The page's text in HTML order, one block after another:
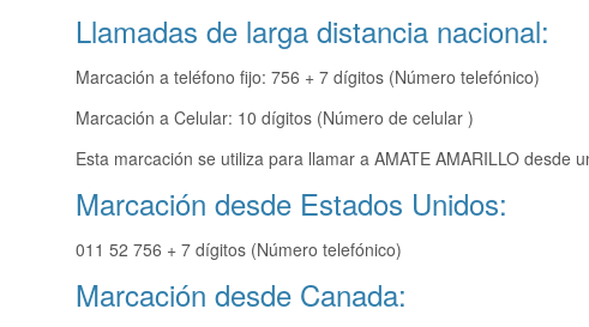
Llamadas de larga distancia nacional:
Marcación a teléfono fijo: 756 + 7 dígitos (Número telefónico)
Marcación a Celular: 10 dígitos (Número de celular )
Esta marcación se utiliza para llamar a AMATE AMARILLO desde
Marcación desde Estados Unidos:
011 52 756 + 7 dígitos (Número telefónico)
Marcación desde Canada: